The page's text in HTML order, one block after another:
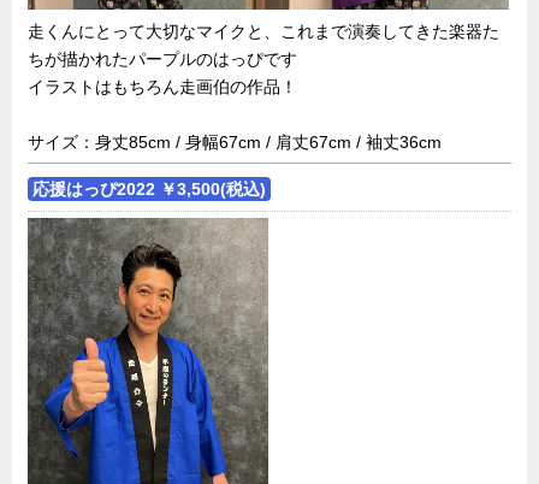
走くんにとって大切なマイクと、これまで演奏してきた楽器た
ちが描かれたパープルのはっぴです
イラストはもちろん走画伯の作品！
サイズ：身丈85cm / 身幅67cm / 肩丈67cm / 袖丈36cm
応援はっぴ2022 ￥3,500(税込)